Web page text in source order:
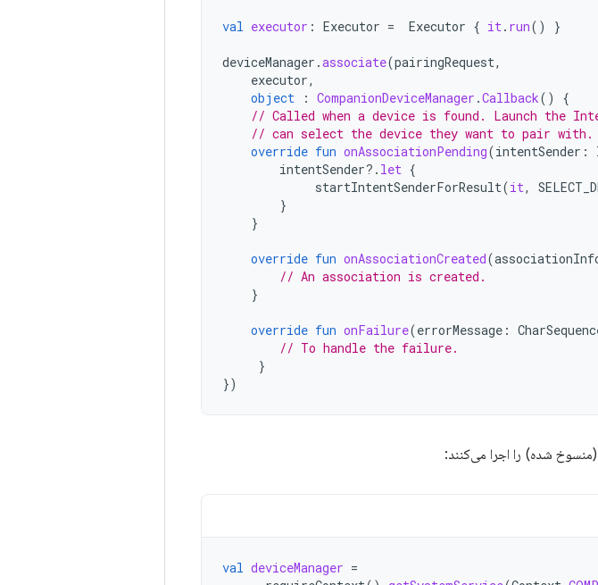
val executor : Executor = Executor { it. run() }
deviceManager .associate(pairingRequest,
executor,
object
: CompanionDeviceManager .Callback()
{
// Called when a device is found. Launch the
// can select the device they want to pair with.
override fun onAssociationPending(intentSender :
intentSender?. let {
startIntentSenderForResult(it,
}
}
override fun onAssociationCreated(
// An association is created.
}
override fun onFailure(errorMessage :
// To handle the failure.
}
})
val deviceManager =